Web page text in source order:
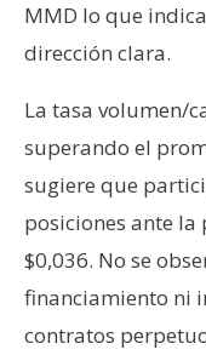
R
c
r
s
o
s
C
MMD lo que
dirección clara.
La tasa volumen/
superando el
sugiere que
posiciones ante
$0,036. No se
financiamiento ni
contratos